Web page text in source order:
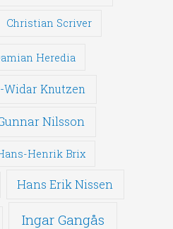
Christian Scriver
Heredia
Widar Knutzen
Nilsson
Henrik Brix
Hans Erik Nissen
Ingar Gangås